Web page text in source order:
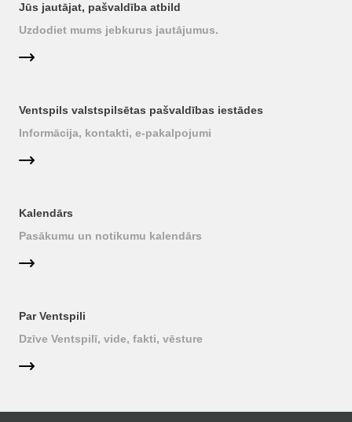
Jūs jautājat, pašvaldība atbild
Uzdodiet mums jebkurus jautājumus.
Ventspils valstspilsētas pašvaldības iestādes
Informācija, kontakti, e-pakalpojumi
Kalendārs
Pasākumu un notikumu kalendārs
Par Ventspili
Dzīve Ventspilī, vide, fakti, vēsture